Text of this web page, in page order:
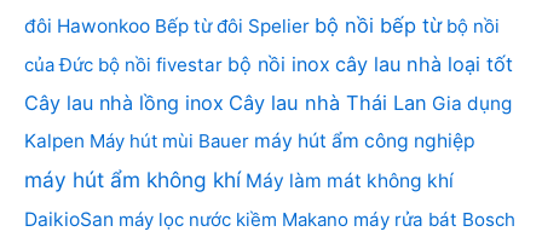
đôi Hawonkoo Bếp từ đôi Spelier bộ nồi bếp từ bộ nồi
của Đức bộ nồi fivestar bộ nồi inox cây lau nhà loại tốt
Cây lau nhà lồng inox Cây lau nhà Thái Lan Gia dụng
Kalpen Máy hút mùi Bauer máy hút ẩm công nghiệp
máy hút ẩm không khí Máy làm mát không khí
DaikioSan máy lọc nước kiềm Makano máy rửa bát Bosch